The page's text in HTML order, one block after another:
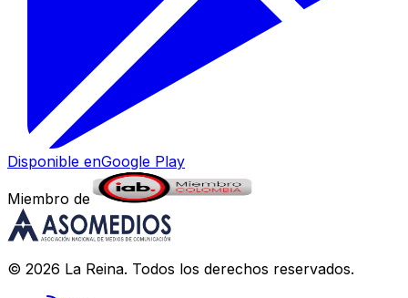
Disponible enGoogle Play
Miembro de
© 2026 La Reina. Todos los derechos reservados.